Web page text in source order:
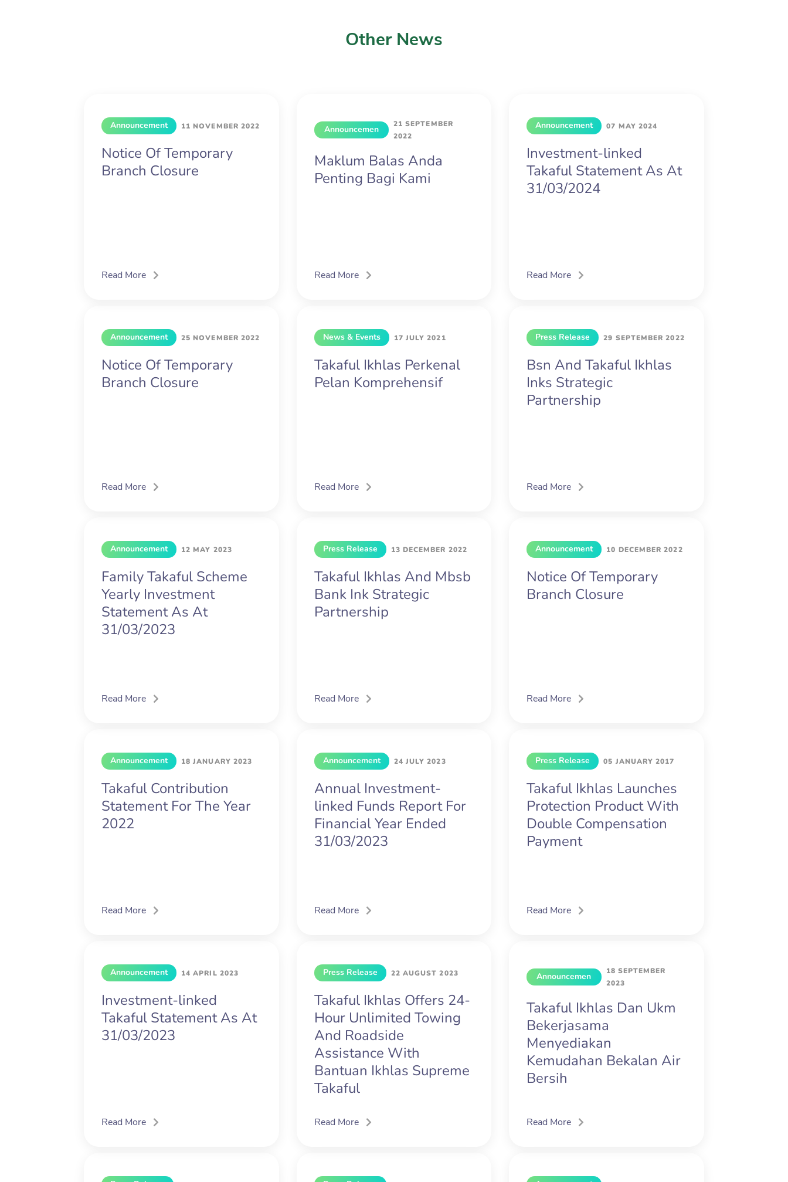
Other News
Announcement 11 NOVEMBER 2022
Notice Of Temporary
Branch Closure
Read More
Announcemen
21 SEPTEMBER
2022
Maklum Balas Anda
Penting Bagi Kami
Read More
Announcement 07 MAY 2024
Investment-linked
Takaful Statement As At
31/03/2024
Read More
Announcement 25 NOVEMBER 2022
Notice Of Temporary
Branch Closure
Read More
News & Events 17 JULY 2021
Takaful Ikhlas Perkenal
Pelan Komprehensif
Read More
Press Release 29 SEPTEMBER 2022
Bsn And Takaful Ikhlas
Inks Strategic
Partnership
Read More
Announcement 12 MAY 2023
Family Takaful Scheme
Yearly Investment
Statement As At
31/03/2023
Read More
Press Release 13 DECEMBER 2022
Takaful Ikhlas And Mbsb
Bank Ink Strategic
Partnership
Read More
Announcement 10 DECEMBER 2022
Notice Of Temporary
Branch Closure
Read More
Announcement 18 JANUARY 2023
Takaful Contribution
Statement For The Year
2022
Read More
Announcement 24 JULY 2023
Annual Investment-
linked Funds Report For
Financial Year Ended
31/03/2023
Read More
Press Release 05 JANUARY 2017
Takaful Ikhlas Launches
Protection Product With
Double Compensation
Payment
Read More
Announcement 14 APRIL 2023
Investment-linked
Takaful Statement As At
31/03/2023
Read More
Press Release 22 AUGUST 2023
Takaful Ikhlas Offers 24-
Hour Unlimited Towing
And Roadside
Assistance With
Bantuan Ikhlas Supreme
Takaful
Read More
Announcemen
18 SEPTEMBER
2023
Takaful Ikhlas Dan Ukm
Bekerjasama
Menyediakan
Kemudahan Bekalan Air
Bersih
Read More